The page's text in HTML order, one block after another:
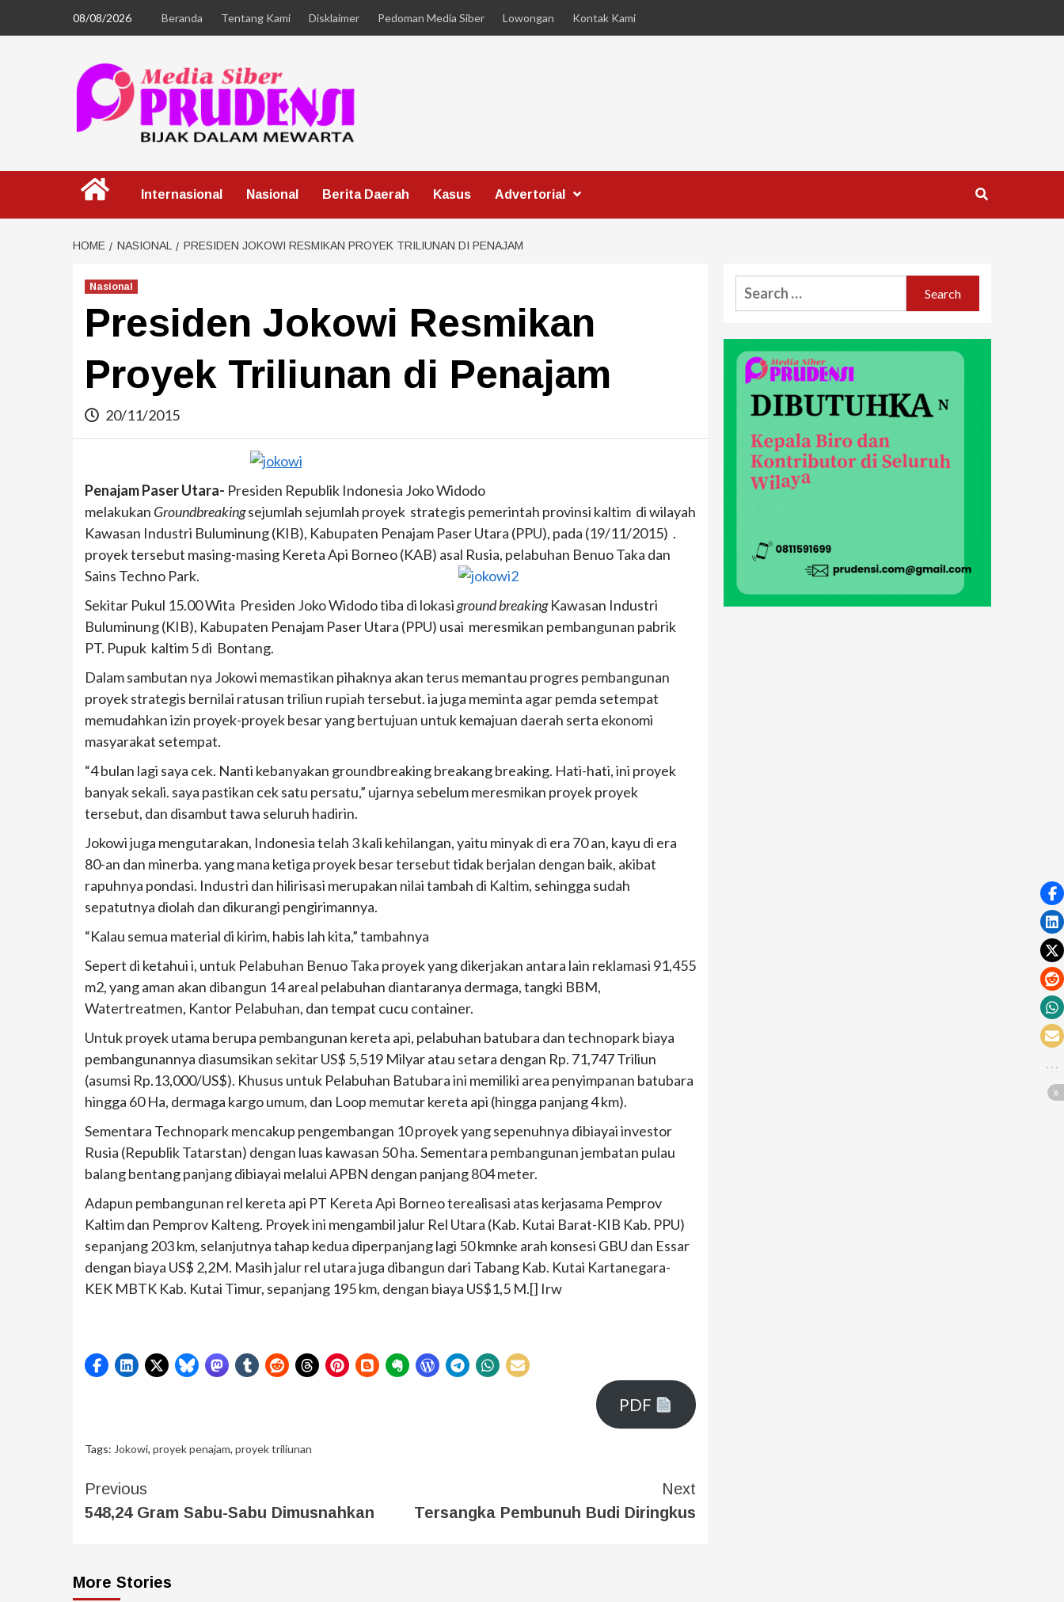
08/08/2026 Beranda Tentang Kami Disklaimer Pedoman Media Siber Lowongan Kontak Kami
Internasional Nasional Berita Daerah Kasus Advertorial
HOME NASIONAL PRESIDEN JOKOWI RESMIKAN PROYEK TRILIUNAN DI PENAJAM
Nasional
Presiden Jokowi Resmikan
Proyek Triliunan di Penajam
20/11/2015
Penajam Paser Utara- Presiden Republik Indonesia Joko Widodo
melakukan Groundbreakingsejumlah sejumlah proyek strategis pemerintah provinsi kaltim di wilayah
Kawasan Industri Buluminung (KIB), Kabupaten Penajam Paser Utara (PPU), pada (19/11/2015) .
proyek tersebut masing-masing Kereta Api Borneo (KAB) asal Rusia, pelabuhan Benuo Taka dan
Sains Techno Park.
Sekitar Pukul 15.00 Wita Presiden Joko Widodo tiba di lokasiground breakingKawasan Industri
Buluminung (KIB), Kabupaten Penajam Paser Utara (PPU) usai meresmikan pembangunan pabrik
PT. Pupuk kaltim 5 di Bontang.
Dalam sambutan nya Jokowi memastikan pihaknya akan terus memantau progres pembangunan
proyek strategis bernilai ratusan triliun rupiah tersebut. ia juga meminta agar pemda setempat
memudahkan izin proyek-proyek besar yang bertujuan untuk kemajuan daerah serta ekonomi
masyarakat setempat.
“4 bulan lagi saya cek. Nanti kebanyakan groundbreaking breakang breaking. Hati-hati, ini proyek
banyak sekali. saya pastikan cek satu persatu,” ujarnya sebelum meresmikan proyek proyek
tersebut, dan disambut tawa seluruh hadirin.
Jokowi juga mengutarakan, Indonesia telah 3 kali kehilangan, yaitu minyak di era 70 an, kayu di era
80-an dan minerba. yang mana ketiga proyek besar tersebut tidak berjalan dengan baik, akibat
rapuhnya pondasi. Industri dan hilirisasi merupakan nilai tambah di Kaltim, sehingga sudah
sepatutnya diolah dan dikurangi pengirimannya.
“Kalau semua material di kirim, habis lah kita,” tambahnya
Sepert di ketahui i, untuk Pelabuhan Benuo Taka proyek yang dikerjakan antara lain reklamasi 91,455
m2, yang aman akan dibangun 14 areal pelabuhan diantaranya dermaga, tangki BBM,
Watertreatmen, Kantor Pelabuhan, dan tempat cucu container.
Untuk proyek utama berupa pembangunan kereta api, pelabuhan batubara dan technopark biaya
pembangunannya diasumsikan sekitar US$ 5,519 Milyar atau setara dengan Rp. 71,747 Triliun
(asumsi Rp.13,000/US$). Khusus untuk Pelabuhan Batubara ini memiliki area penyimpanan batubara
hingga 60 Ha, dermaga kargo umum, dan Loop memutar kereta api (hingga panjang 4 km).
Sementara Technopark mencakup pengembangan 10 proyek yang sepenuhnya dibiayai investor
Rusia (Republik Tatarstan) dengan luas kawasan 50 ha. Sementara pembangunan jembatan pulau
balang bentang panjang dibiayai melalui APBN dengan panjang 804 meter.
Adapun pembangunan rel kereta api PT Kereta Api Borneo terealisasi atas kerjasama Pemprov
Kaltim dan Pemprov Kalteng. Proyek ini mengambil jalur Rel Utara (Kab. Kutai Barat-KIB Kab. PPU)
sepanjang 203 km, selanjutnya tahap kedua diperpanjang lagi 50 kmnke arah konsesi GBU dan Essar
dengan biaya US$ 2,2M. Masih jalur rel utara juga dibangun dari Tabang Kab. Kutai Kartanegara-
KEK MBTK Kab. Kutai Timur, sepanjang 195 km, dengan biaya US$1,5 M.[] Irw
PDF
Tags: Jokowi, proyek penajam, proyek triliunan
Previous
548,24 Gram Sabu-Sabu Dimusnahkan
Next
Tersangka Pembunuh Budi Diringkus
More Stories